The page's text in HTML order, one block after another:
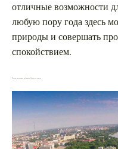
отличные возможности
любую пору года здесь
природы и совершать
спокойствием.
Почему иностранцы выбирают Гомель для отдыха